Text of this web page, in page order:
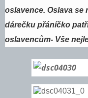
oslavence. Oslava se
dárečku přáníčko
oslavencům- Vše